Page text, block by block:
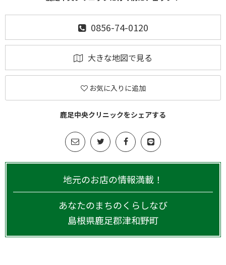
0856-74-0120
大きな地図で見る
お気に入りに追加
鹿足中央クリニックをシェアする
地元のお店の情報満載！
あなたのまちのくらしなび
島根県鹿足郡津和野町